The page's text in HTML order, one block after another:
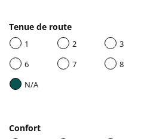
Tenue de route
1 2 3
6
7 8
N/A
Confort